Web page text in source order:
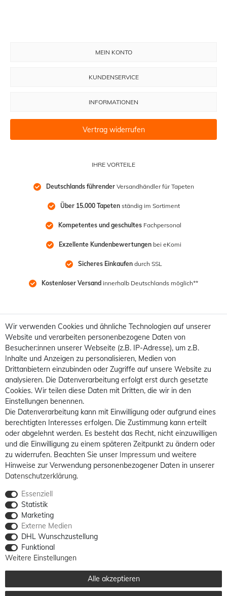
IHRE VORTEILE
Deutschlands führender Versandhändler für Tapeten
Über 15.000 Tapeten ständig im Sortiment
Kompetentes und geschultes Fachpersonal
Exzellente Kundenbewertungen bei eKomi
Sicheres Einkaufen durch SSL
Kostenloser Versand innerhalb Deutschlands möglich**
MEIN KONTO
KUNDENSERVICE
INFORMATIONEN
Vertrag widerrufen
Wir verwenden Cookies und ähnliche Technologien auf unserer
Website und verarbeiten personenbezogene Daten von
Besucher:innen unserer Webseite (z.B. IP-Adresse), um z.B.
Inhalte und Anzeigen zu personalisieren, Medien von
Drittanbietern einzubinden oder Zugriffe auf unsere Website zu
analysieren. Die Datenverarbeitung erfolgt erst durch gesetzte
Cookies. Wir teilen diese Daten mit Dritten, die wir in den
Einstellungen benennen.
Die Datenverarbeitung kann mit Einwilligung oder aufgrund eines
berechtigten Interesses erfolgen. Die Zustimmung kann erteilt
oder abgelehnt werden. Es besteht das Recht, nicht einzuwilligen
und die Einwilligung zu einem späteren Zeitpunkt zu ändern oder
zu widerrufen. Beachten Sie unser Impressum und weitere
Hinweise zur Verwendung personenbezogener Daten in unserer
Daten­schutz­erklärung.
Essenziell
Statistik
Marketing
Externe Medien
DHL Wunschzustellung
Funktional
Weitere Einstellungen
Alle akzeptieren